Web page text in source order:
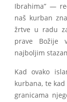
Ibrahima” —
naš kurban
žrtve u radu
prave Božije
najboljim
Kad ovako
kurbana, te
granicama